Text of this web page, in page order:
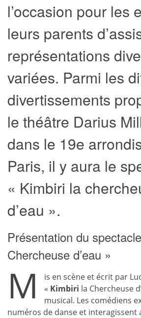
l’occasion pour les
leurs parents
représentations
variées. Parmi les
divertissements
le théâtre Darius
dans le 19e
Paris, il y aura le
« Kimbiri la
d’eau ».
Présentation du
Chercheuse d’eau »
M
is en scène et écrit par
« Kimbiri la Chercheuse
musical. Les comédiens
numéros de danse et interagissent